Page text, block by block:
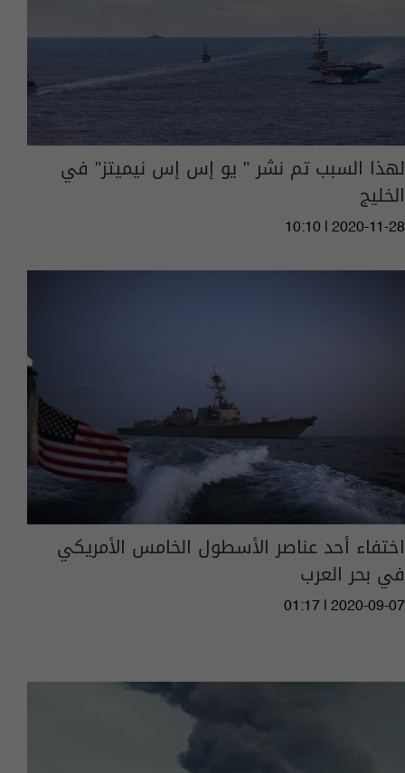
لهذا السبب تم نشر " يو إس إس نيميتز" في
الخليج
10:10 | 2020-11-28
اختفاء أحد عناصر الأسطول الخامس الأمريكي
في بحر العرب
01:17 | 2020-09-07